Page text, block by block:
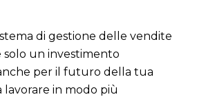
di gestione delle vendite
solo un investimento
per il futuro della tua
lavorare in modo più